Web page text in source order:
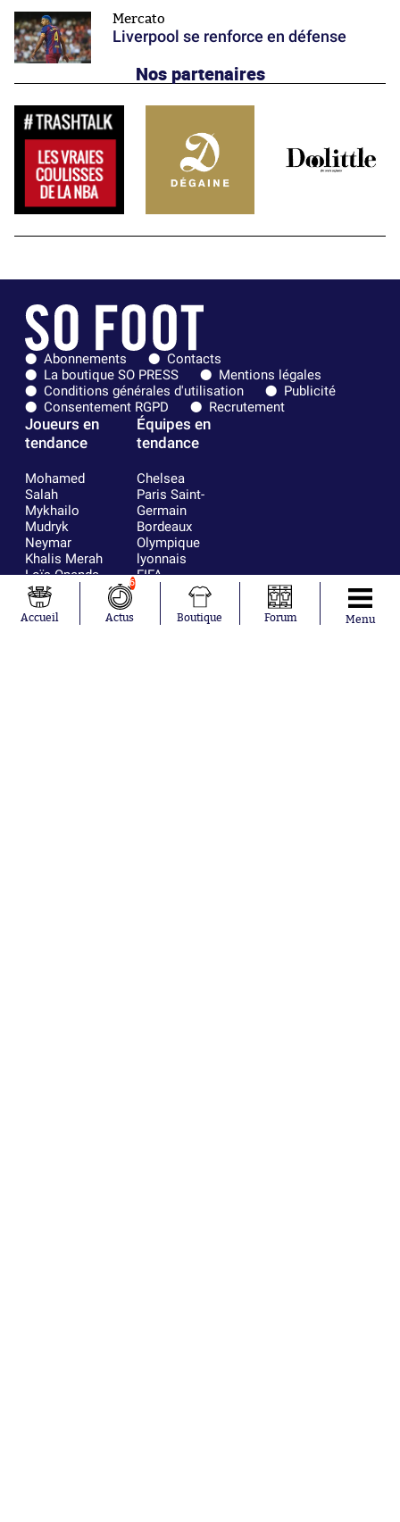
Mercato
Liverpool se renforce en défense
Nos partenaires
Abonnements
Contacts
La boutique SO PRESS
Mentions légales
Conditions générales d'utilisation
Publicité
Consentement RGPD
Recrutement
Joueurs en
tendance
Mohamed
Salah
Mykhailo
Mudryk
Neymar
Khalis Merah
Loïs Openda
Moussa
Niakhaté
Nicolás
Équipes en
tendance
Chelsea
Paris Saint-
Germain
Bordeaux
Olympique
lyonnais
FIFA
Real Madrid
RC Strasbourg
AC Milan
Accueil
6
Actus Boutique Forum Menu